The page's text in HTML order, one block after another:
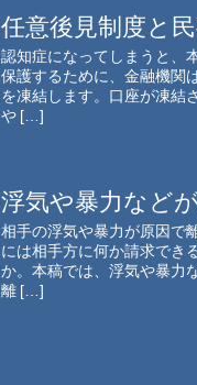
任意後見制度と
認知症になってしまうと、
保護するために、金融機関
を凍結します。口座が凍結
や […]
浮気や暴力など
相手の浮気や暴力が原因で
には相手方に何か請求でき
か。本稿では、浮気や暴力
離 […]